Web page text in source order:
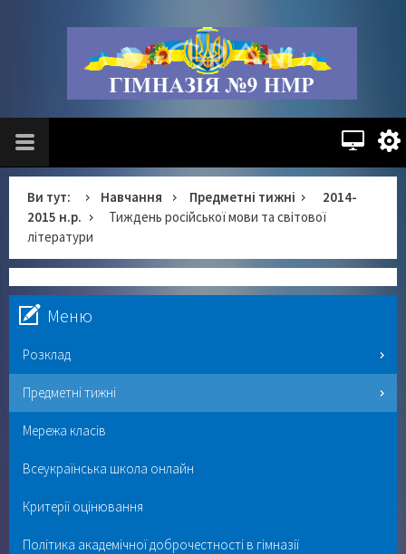
Ви тут: Навчання Предметні тижні
2014-
2015 н.р.
Тиждень російської мови та світової
літератури
Меню
Розклад
Предметні тижні
Мережа класів
Всеукраїнська школа онлайн
Критерії оцінювання
Політика академічної доброчестності в гімназії